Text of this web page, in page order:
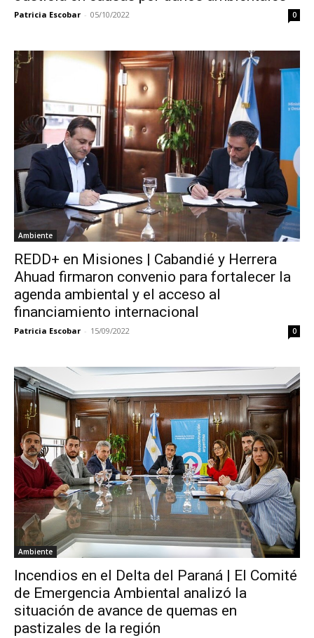
Patricia Escobar - 05/10/2022 0
Ambiente
REDD+ en Misiones | Cabandié y Herrera
Ahuad firmaron convenio para fortalecer la
agenda ambiental y el acceso al
financiamiento internacional
Patricia Escobar - 15/09/2022 0
Ambiente
Incendios en el Delta del Paraná | El Comité
de Emergencia Ambiental analizó la
situación de avance de quemas en
pastizales de la región